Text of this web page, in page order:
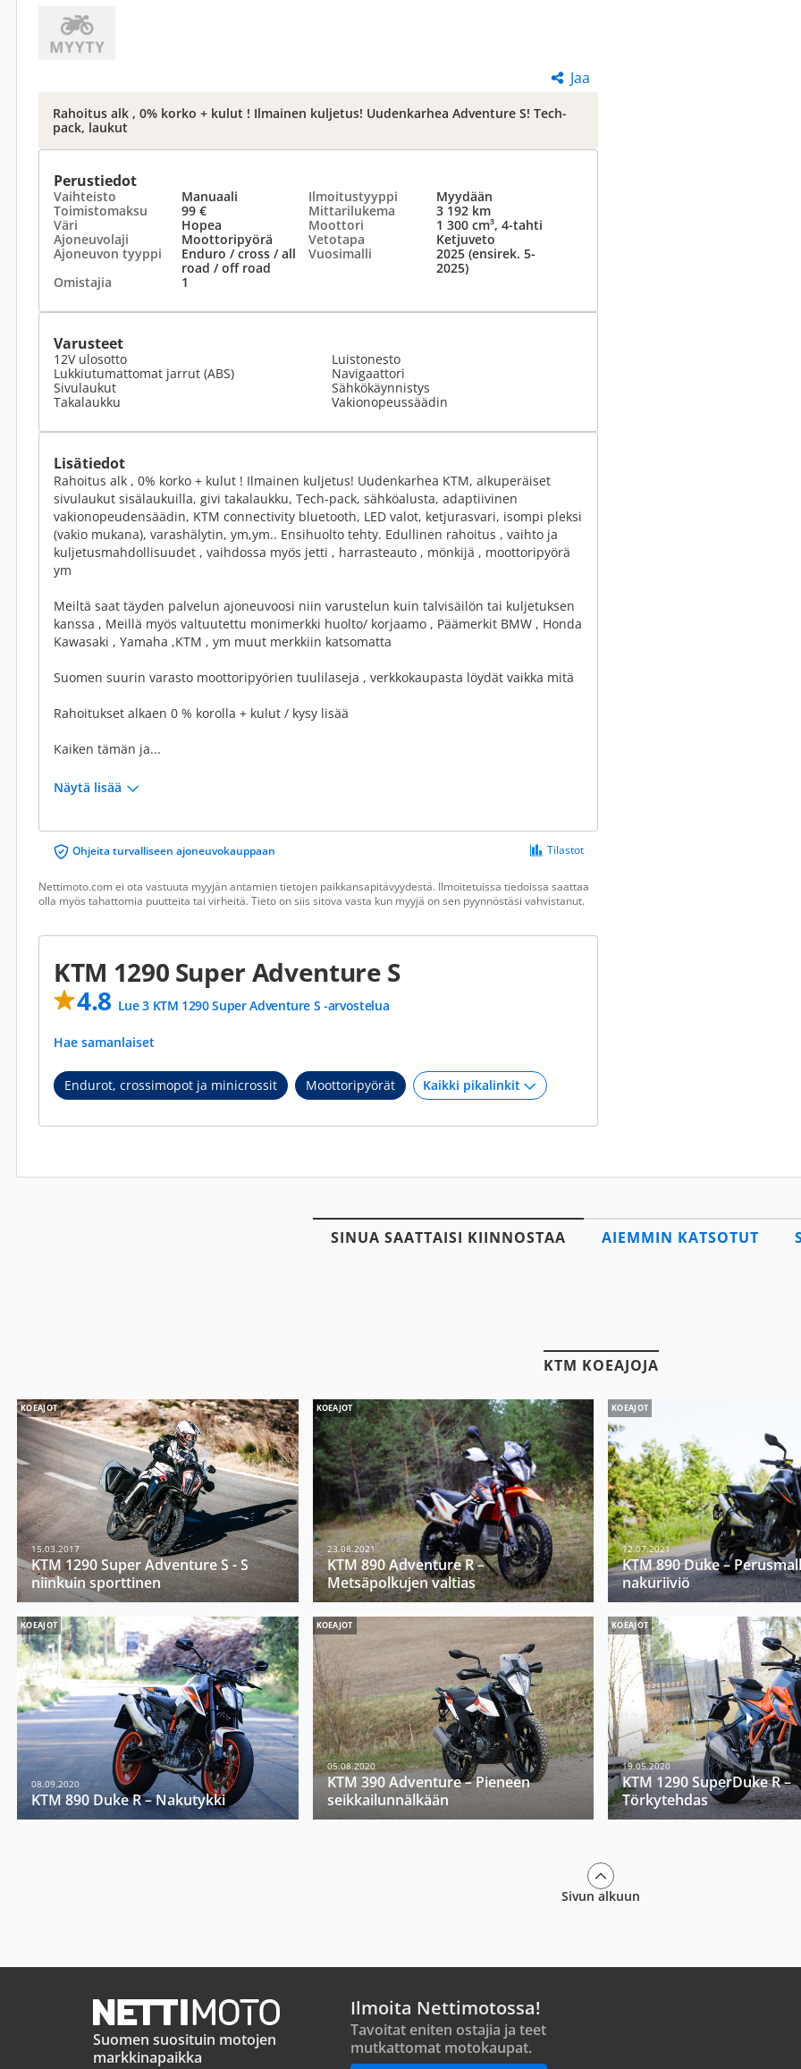
Jaa
Rahoitus alk , 0% korko + kulut ! Ilmainen kuljetus! Uudenkarhea Adventure S! Tech-
pack, laukut
Perustiedot
Vaihteisto Manuaali Ilmoitustyyppi
Myydään
Toimistomaksu
99 € Mittarilukema
3 192 km
Väri
Hopea Moottori
1 300 cm³, 4-tahti
Ajoneuvolaji
Moottoripyörä Vetotapa
Ketjuveto
Ajoneuvon tyyppi
Enduro / cross / all
road / off road
Vuosimalli
2025 (ensirek. 5-
2025)
Omistajia
1
Varusteet
12V ulosotto
Lukkiutumattomat jarrut (ABS)
Sivulaukut
Takalaukku
Luistonesto
Navigaattori
Sähkökäynnistys
Vakionopeussäädin
Lisätiedot
Rahoitus alk , 0% korko + kulut ! Ilmainen kuljetus! Uudenkarhea KTM, alkuperäiset
sivulaukut sisälaukuilla, givi takalaukku, Tech-pack, sähköalusta, adaptiivinen
vakionopeudensäädin, KTM connectivity bluetooth, LED valot, ketjurasvari, isompi pleksi
(vakio mukana), varashälytin, ym,ym.. Ensihuolto tehty. Edullinen rahoitus , vaihto ja
kuljetusmahdollisuudet , vaihdossa myös jetti , harrasteauto , mönkijä , moottoripyörä
ym
Meiltä saat täyden palvelun ajoneuvoosi niin varustelun kuin talvisäilön tai kuljetuksen
kanssa , Meillä myös valtuutettu monimerkki huolto/ korjaamo , Päämerkit BMW , Honda
Kawasaki , Yamaha ,KTM , ym muut merkkiin katsomatta
Suomen suurin varasto moottoripyörien tuulilaseja , verkkokaupasta löydät vaikka mitä
Rahoitukset alkaen 0 % korolla + kulut / kysy lisää
Kaiken tämän ja...
Näytä lisää
Ohjeita turvalliseen ajoneuvokauppaan Tilastot
Nettimoto.com ei ota vastuuta myyjän antamien tietojen paikkansapitävyydestä. Ilmoitetuissa tiedoissa saattaa
olla myös tahattomia puutteita tai virheitä. Tieto on siis sitova vasta kun myyjä on sen pyynnöstäsi vahvistanut.
KTM 1290 Super Adventure S
4.8 Lue 3 KTM 1290 Super Adventure S -arvostelua
Hae samanlaiset
Endurot, crossimopot ja minicrossit Moottoripyörät
SINUA SAATTAISI KIINNOSTAA AIEMMIN KATSOTUT
KTM KOEAJOJA
KOEAJOT
15.03.2017
KTM 1290 Super Adventure S - S
niinkuin sporttinen
KOEAJOT
23.08.2021
KTM 890 Adventure R –
Metsäpolkujen valtias
KOEAJOT
12.07.2021
KTM 890 Duke –
nakuriiviö
KOEAJOT
08.09.2020
KTM 890 Duke R – Nakutykki
KOEAJOT
05.08.2020
KTM 390 Adventure – Pieneen
seikkailunnälkään
KOEAJOT
19.05.2020
KTM 1290 SuperDuke R –
Törkytehdas
Sivun alkuun
Suomen suosituin motojen
markkinapaikka
Ilmoita Nettimotossa!
Tavoitat eniten ostajia ja teet
mutkattomat motokaupat.